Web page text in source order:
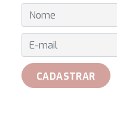
E-MAIL
CADASTRAR